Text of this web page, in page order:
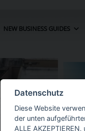
NEW BUSINESS GUIDES
Datenschutz
Diese Website
der unten
ALLE